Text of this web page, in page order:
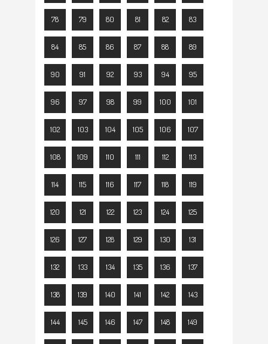
78 79 80 81 82 83
84 85 86 87 88 89
90 91 92 93 94 95
96 97 98 99 100 101
102 103 104 105 106 107
108 109 110 111 112 113
114 115 116 117 118 119
120 121 122 123 124 125
126 127 128 129 130 131
132 133 134 135 136 137
138 139 140 141 142 143
144 145 146 147 148 149